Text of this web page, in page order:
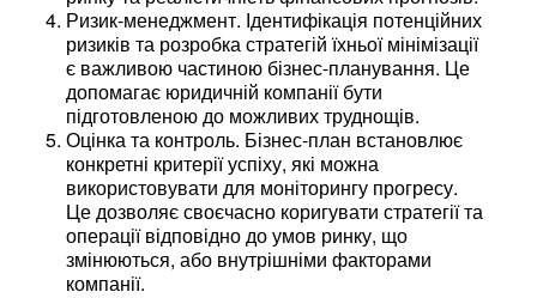
Ризик-менеджмент. Ідентифікація потенційних
ризиків та розробка стратегій їхньої мінімізації
є важливою частиною бізнес-планування. Це
допомагає юридичній компанії бути
підготовленою до можливих труднощів.
Оцінка та контроль. Бізнес-план встановлює
конкретні критерії успіху, які можна
використовувати для моніторингу прогресу.
Це дозволяє своєчасно коригувати стратегії та
операції відповідно до умов ринку, що
змінюються, або внутрішніми факторами
компанії.